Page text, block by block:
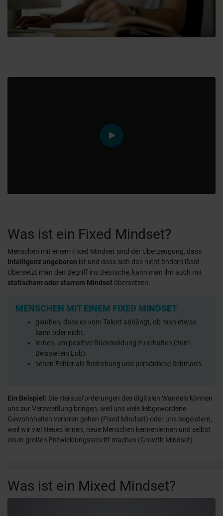
video.play
Was ist ein Fixed Mindset?
Menschen mit einem Fixed Mindset sind der Überzeugung, dass
Intelligenz angeboren ist und dass sich das nicht ändern lässt.
Übersetzt man den Begriff ins Deutsche, kann man ihn auch mit
statischem oder starrem Mindset übersetzen.
MENSCHEN MIT EINEM FIXED MINDSET
glauben, dass es vom Talent abhängt, ob man etwas
kann oder nicht.
lernen, um positive Rückmeldung zu erhalten (zum
Beispiel ein Lob).
sehen Fehler als Bedrohung und persönliche Schmach.
Ein Beispiel: Die Herausforderungen des digitalen Wandels können
uns zur Verzweiflung bringen, weil uns viele liebgewordene
Gewohnheiten verloren gehen (Fixed Mindset) oder uns begeistern,
weil wir viel Neues lernen, neue Menschen kennenlernen und selbst
einen großen Entwicklungsschritt machen (Growth Mindset).
Was ist ein Mixed Mindset?